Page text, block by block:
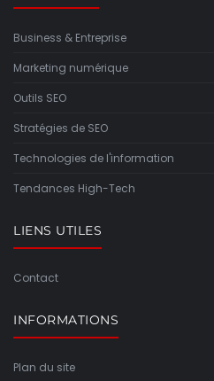
Business & Entreprise
Marketing numérique
Outils SEO
Stratégies de SEO
Technologies de l'information
Tendances High-Tech
LIENS UTILES
Contact
INFORMATIONS
Plan du site